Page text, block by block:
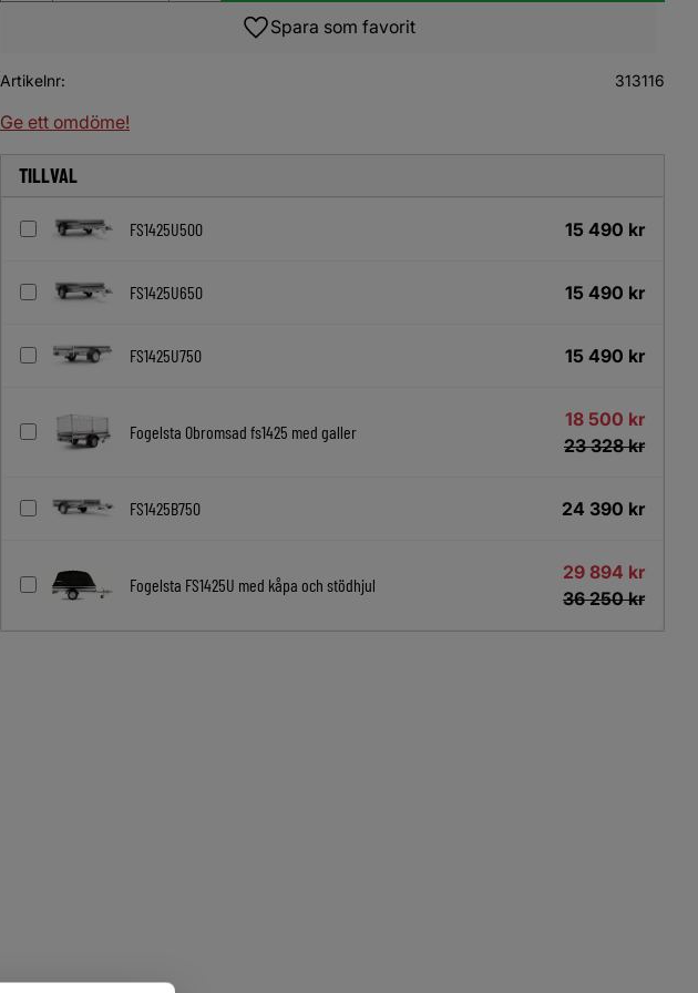
Lägg till i favoriter
Artikelnr 313116
Ge ett omdöme!
TILLVAL
FS1425U500 15 490 kr
FS1425U650 15 490 kr
FS1425U750 15 490 kr
Fogelsta Obromsad fs1425 med galler
18 500 kr
23 328kr
FS1425B750 24 390 kr
Fogelsta FS1425U med kåpa och stödhjul
29 894 kr
36 250kr